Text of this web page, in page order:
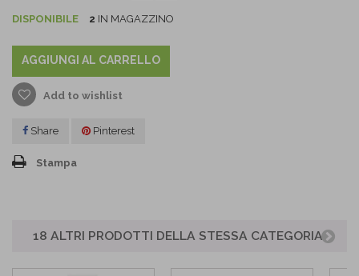
DISPONIBILE 2 IN MAGAZZINO
AGGIUNGI AL CARRELLO
Add to wishlist
Share Pinterest
Stampa
18 ALTRI PRODOTTI DELLA STESSA CATEGORIA: